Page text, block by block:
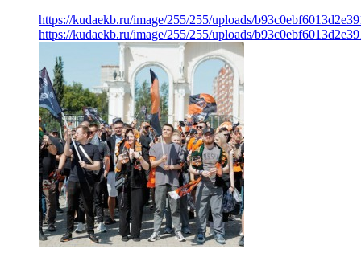
https://kudaekb.ru/image/255/255/uploads/
https://kudaekb.ru/image/255/255/uploads/